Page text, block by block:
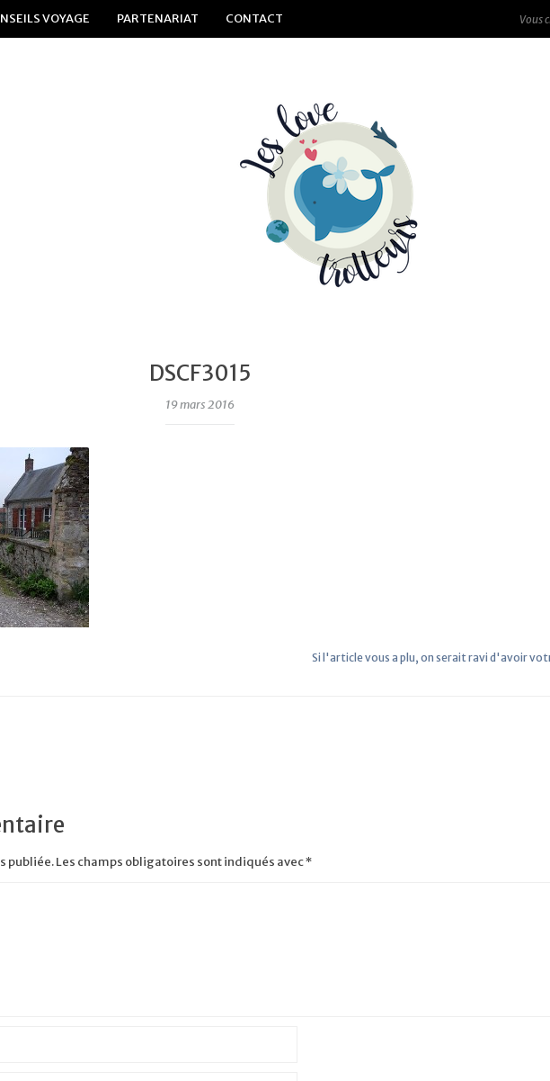
VOYAGE PARTENARIAT CONTACT
DSCF3015
19 mars 2016
Si l'article vous a plu, on serait ravi d'avoir
publiée.Les champs obligatoires sont indiqués avec*